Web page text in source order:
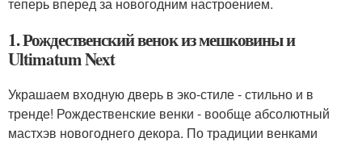
1. Рождественский венок из мешковины и
Ultimatum Next
Украшаем входную дверь в эко-стиле - стильно и в
тренде! Рождественские венки - вообще абсолютный
мастхэв новогоднего декора. По традиции венками